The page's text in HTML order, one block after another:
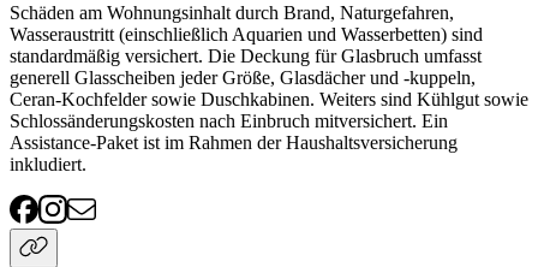
Schäden am Wohnungsinhalt durch Brand, Naturgefahren,
Wasseraustritt (einschließlich Aquarien und Wasserbetten) sind
standardmäßig versichert. Die Deckung für Glasbruch umfasst
generell Glasscheiben jeder Größe, Glasdächer und -kuppeln,
Ceran-Kochfelder sowie Duschkabinen. Weiters sind Kühlgut sowie
Schlossänderungskosten nach Einbruch mitversichert. Ein
Assistance-Paket ist im Rahmen der Haushaltsversicherung
inkludiert.